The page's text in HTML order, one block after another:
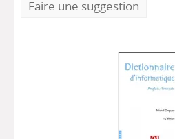
Faire une suggestion